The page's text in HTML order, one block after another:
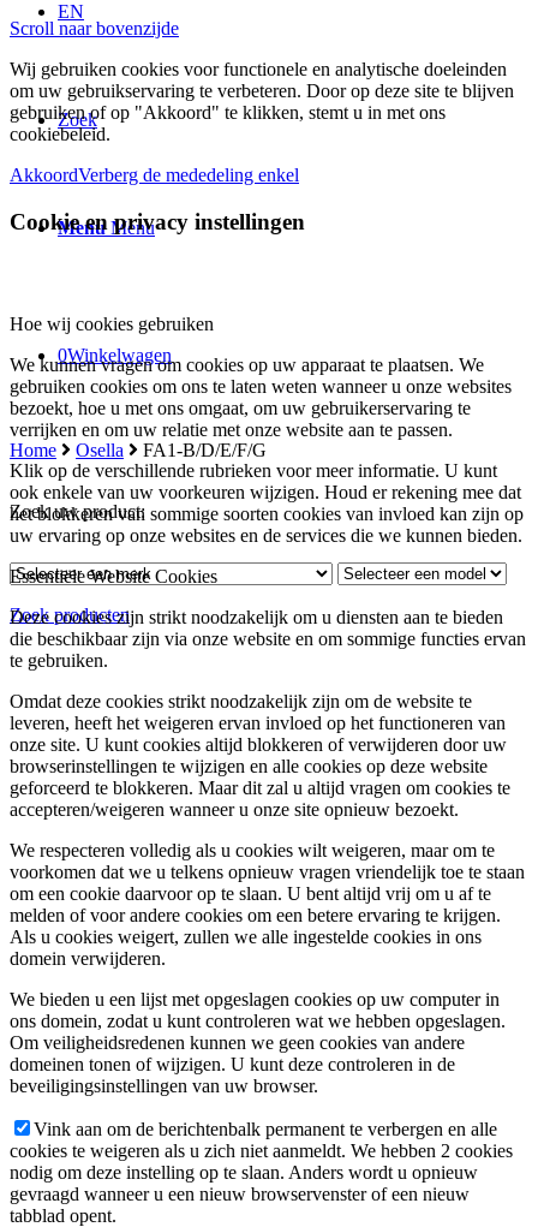
EN
Zoek
Menu Menu
0Winkelwagen
Home Osella FA1-B/D/E/F/G
Zoek uw product:
Zoek producten
Scroll naar bovenzijde
Wij gebruiken cookies voor functionele en analytische doeleinden
om uw gebruikservaring te verbeteren. Door op deze site te blijven
gebruiken of op "Akkoord" te klikken, stemt u in met ons
cookiebeleid.
AkkoordVerberg de mededeling enkel
Cookie en privacy instellingen
Hoe wij cookies gebruiken
We kunnen vragen om cookies op uw apparaat te plaatsen. We
gebruiken cookies om ons te laten weten wanneer u onze websites
bezoekt, hoe u met ons omgaat, om uw gebruikerservaring te
verrijken en om uw relatie met onze website aan te passen.
Klik op de verschillende rubrieken voor meer informatie. U kunt
ook enkele van uw voorkeuren wijzigen. Houd er rekening mee dat
het blokkeren van sommige soorten cookies van invloed kan zijn op
uw ervaring op onze websites en de services die we kunnen bieden.
Essentiële Website Cookies
Deze cookies zijn strikt noodzakelijk om u diensten aan te bieden
die beschikbaar zijn via onze website en om sommige functies ervan
te gebruiken.
Omdat deze cookies strikt noodzakelijk zijn om de website te
leveren, heeft het weigeren ervan invloed op het functioneren van
onze site. U kunt cookies altijd blokkeren of verwijderen door uw
browserinstellingen te wijzigen en alle cookies op deze website
geforceerd te blokkeren. Maar dit zal u altijd vragen om cookies te
accepteren/weigeren wanneer u onze site opnieuw bezoekt.
We respecteren volledig als u cookies wilt weigeren, maar om te
voorkomen dat we u telkens opnieuw vragen vriendelijk toe te staan
om een cookie daarvoor op te slaan. U bent altijd vrij om u af te
melden of voor andere cookies om een betere ervaring te krijgen.
Als u cookies weigert, zullen we alle ingestelde cookies in ons
domein verwijderen.
We bieden u een lijst met opgeslagen cookies op uw computer in
ons domein, zodat u kunt controleren wat we hebben opgeslagen.
Om veiligheidsredenen kunnen we geen cookies van andere
domeinen tonen of wijzigen. U kunt deze controleren in de
beveiligingsinstellingen van uw browser.
Vink aan om de berichtenbalk permanent te verbergen en alle
cookies te weigeren als u zich niet aanmeldt. We hebben 2 cookies
nodig om deze instelling op te slaan. Anders wordt u opnieuw
gevraagd wanneer u een nieuw browservenster of een nieuw
tabblad opent.